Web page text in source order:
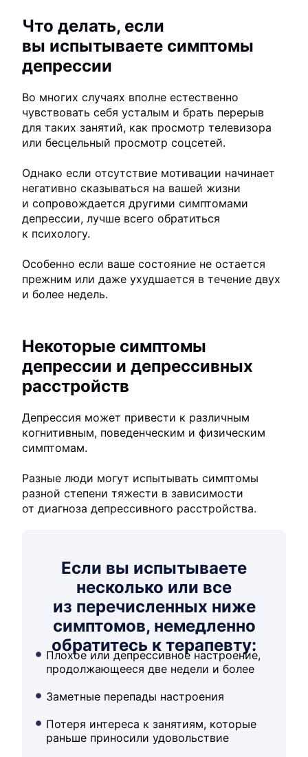
Что делать, если
вы испытываете симптомы
депрессии
Во многих случаях вполне естественно
чувствовать себя усталым и брать перерыв
для таких занятий, как просмотр телевизора
или бесцельный просмотр соцсетей.
Однако если отсутствие мотивации начинает
негативно сказываться на вашей жизни
и сопровождается другими симптомами
депрессии, лучше всего обратиться
к психологу.
Особенно если ваше состояние не остается
прежним или даже ухудшается в течение двух
и более недель.
Некоторые симптомы
депрессии и депрессивных
расстройств
Депрессия может привести к различным
когнитивным, поведенческим и физическим
симптомам.
Разные люди могут испытывать симптомы
разной степени тяжести в зависимости
от диагноза депрессивного расстройства.
Если вы испытываете
несколько или все
из перечисленных ниже
симптомов, немедленно
обратитесь к терапевту:
Плохое или депрессивное настроение,
продолжающееся две недели и более
Заметные перепады настроения
Потеря интереса к занятиям, которые
раньше приносили удовольствие